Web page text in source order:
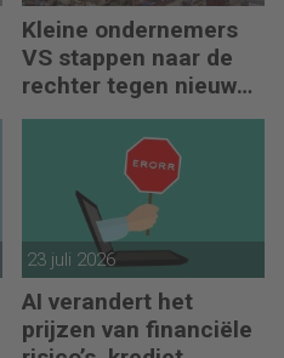
Kleine ondernemers
VS stappen naar de
rechter tegen nieuwe
importheffingen
23 juli 2026
AI verandert het
prijzen van financiële